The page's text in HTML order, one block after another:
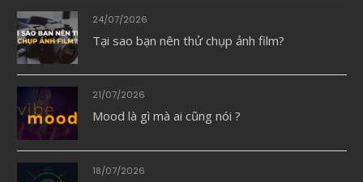
24/07/2026
Tại sao bạn nên thử chụp ảnh film?
21/07/2026
Mood là gì mà ai cũng nói ?
18/07/2026